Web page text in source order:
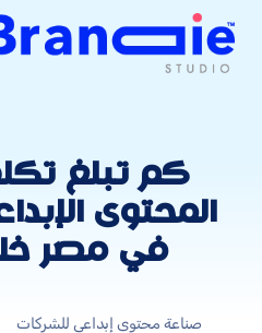
كم تبلغ
المحتوى
في مصر خلال
صناعة محتوى إبداعي للشركات